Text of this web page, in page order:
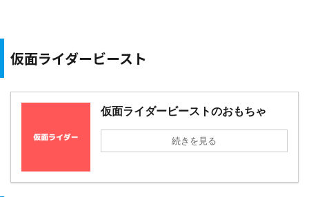
仮面ライダービースト
仮面ライダービーストのおもちゃ
続きを見る